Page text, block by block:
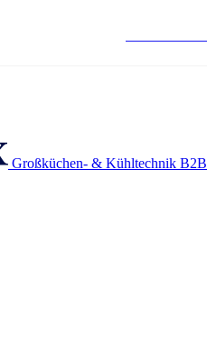
Großküchen- & Kühltechnik B2B